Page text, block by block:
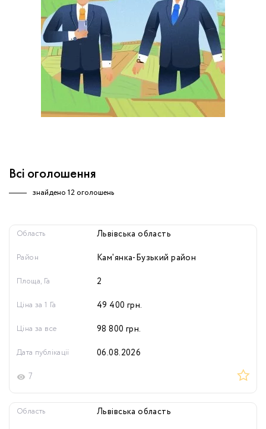
Всі оголошення
знайдено 12 оголошень
Область Львівська область
Район Кам'янка-Бузький район
Площа, Га 2
Ціна за 1 Га 49 400 грн.
Ціна за все 98 800 грн.
7
Дата публікації 06.08.2026
Область Львівська область
Немає облікового запису?
Зареєструватися
УВІЙТИ
обробку персональних даних.
ЗАМОВИТИ КОНСУЛЬТАЦІЮ